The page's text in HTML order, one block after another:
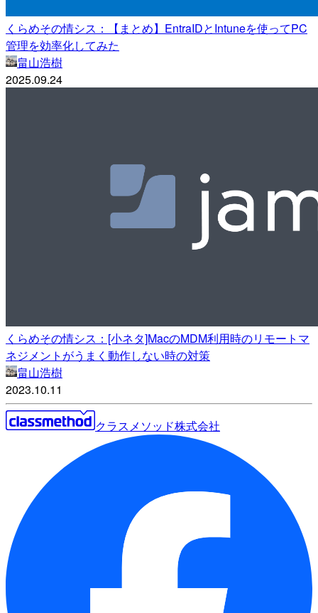
くらめその情シス：【まとめ】EntraIDとIntuneを使ってPC
管理を効率化してみた
畠山浩樹
2025.09.24
くらめその情シス：[小ネタ]MacのMDM利用時のリモートマ
ネジメントがうまく動作しない時の対策
畠山浩樹
2023.10.11
クラスメソッド株式会社